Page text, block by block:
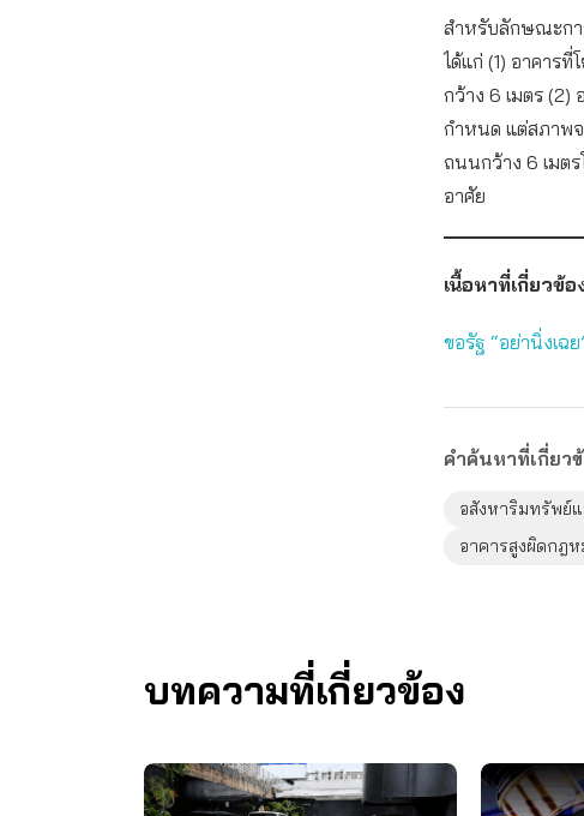
สำหรับลักษณะกา
ได้แก่ (1) อาคาร
กว้าง 6 เมตร
กำหนด แต่สภาพจ
ถนนกว้าง 6 เมต
อาศัย
เนื้อหาที่เกี่ยวข้อ
ขอรัฐ “อย่านิ่งเฉ
คำค้นหาที่เกี่ยว
อสังหาริมทรัพย์
อาคารสูงผิดกฎห
บทความที่เกี่ยวข้อง